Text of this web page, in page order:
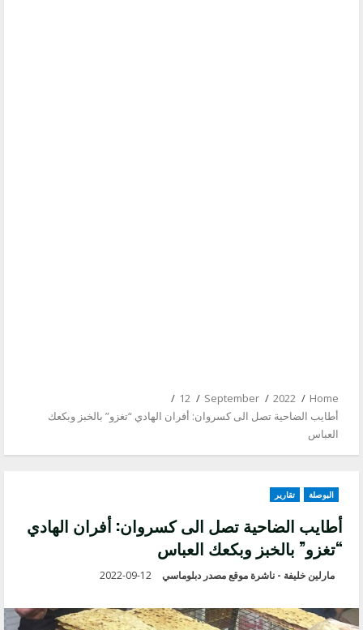
Home
2022
September
12
أطايب الضاحية تصل الى كسروان: أفران الهادي “تغزو” بالخبز وبكعك
العباس
البوصلة تقارير
أطايب الضاحية تصل الى كسروان: أفران الهادي
“تغزو” بالخبز وبكعك العباس
مارلين خليفة - ناشرة موقع مصدر دبلوماسي 2022-09-12